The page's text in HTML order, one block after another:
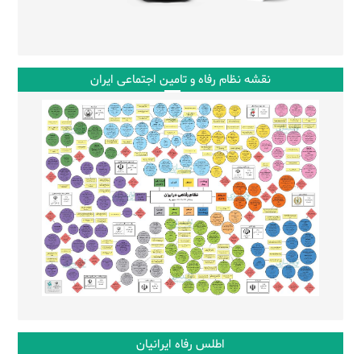
نقشه نظام رفاه و تامین اجتماعی ایران
اطلس رفاه ایرانیان